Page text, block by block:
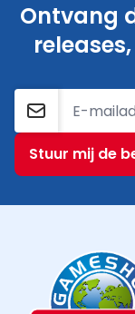
Ontvang
E-mailadres
Stuur mij de